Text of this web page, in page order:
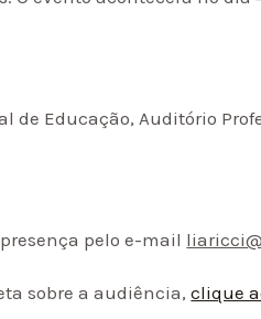
de Educação, Auditório
pelo e-mail
sobre a audiência,clique